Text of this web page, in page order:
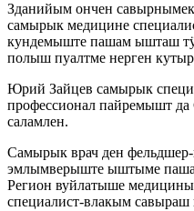
Зданийым ончен
самырык медицине
кундемыште пашам ышташ
полыш пуалтме нерген
Юрий Зайцев самырык
профессионал пайремышт
саламлен.
Самырык врач ден фельдшер-
эмлымверыште ыштыме
Регион вуйлатыше
специалист-влакым савыраш